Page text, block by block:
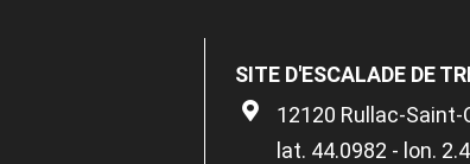
SITE D'ESCALADE DE
12120 Rullac-Saint-
lat. 44.0982 - lon.